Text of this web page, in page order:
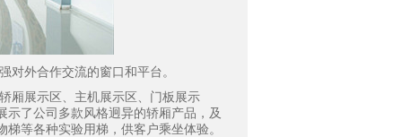
对外合作交流的窗口和平台。
展示区、主机展示区、门板展示
了公司多款风格迥异的轿厢产品，及
等各种实验用梯，供客户乘坐体验。